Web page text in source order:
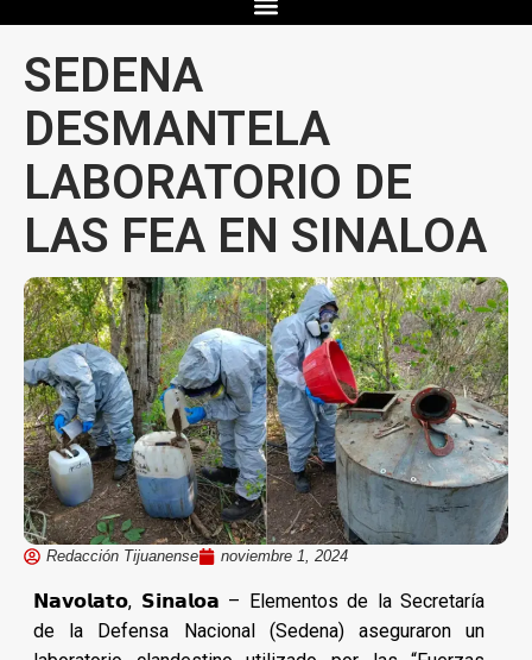
SEDENA
DESMANTELA
LABORATORIO DE
LAS FEA EN SINALOA
Redacción Tijuanense noviembre 1, 2024
𝗡𝗮𝘃𝗼𝗹𝗮𝘁𝗼, 𝗦𝗶𝗻𝗮𝗹𝗼𝗮 – Elementos de la Secretaría
de la Defensa Nacional (Sedena) aseguraron un